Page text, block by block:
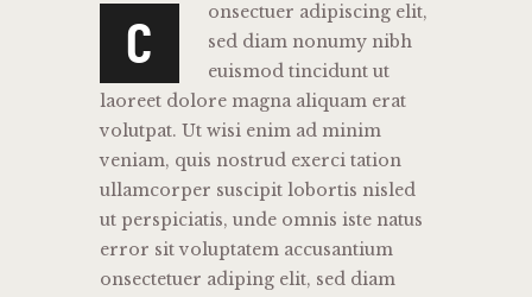
C
onsectuer adipiscing elit,
sed diam nonumy nibh
euismod tincidunt ut
laoreet dolore magna aliquam erat
volutpat. Ut wisi enim ad minim
veniam, quis nostrud exerci tation
ullamcorper suscipit lobortis nisled
ut perspiciatis, unde omnis iste natus
error sit voluptatem accusantium
onsectetuer adiping elit, sed diam